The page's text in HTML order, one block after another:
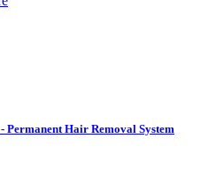
Permanent Hair Removal System